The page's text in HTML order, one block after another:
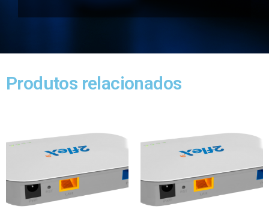
Produtos relacionados